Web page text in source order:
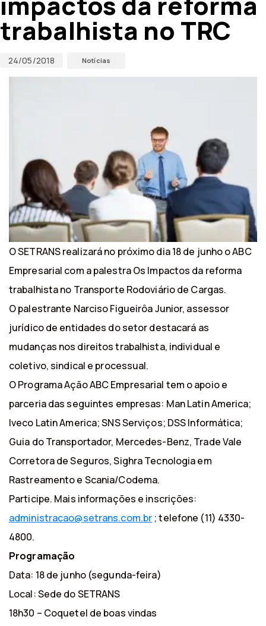
trabalhista no TRC
24/05/2018 Notícias
O SETRANS realizará no próximo dia 18 de junho o ABC
Empresarial com a palestra Os Impactos da reforma
trabalhista no Transporte Rodoviário de Cargas.
O palestrante Narciso Figueirôa Junior, assessor
jurídico de entidades do setor destacará as
mudanças nos direitos trabalhista, individual e
coletivo, sindical e processual.
O Programa Ação ABC Empresarial tem o apoio e
parceria das seguintes empresas: Man Latin America;
Iveco Latin America; SNS Serviços; DSS Informática;
Guia do Transportador, Mercedes-Benz, Trade Vale
Corretora de Seguros, Sighra Tecnologia em
Rastreamento e Scania/Codema.
Participe. Mais informações e inscrições:
administracao@setrans.com.br ; telefone (11) 4330-
4800.
Programação
Data: 18 de junho (segunda-feira)
Local: Sede do SETRANS
18h30 – Coquetel de boas vindas